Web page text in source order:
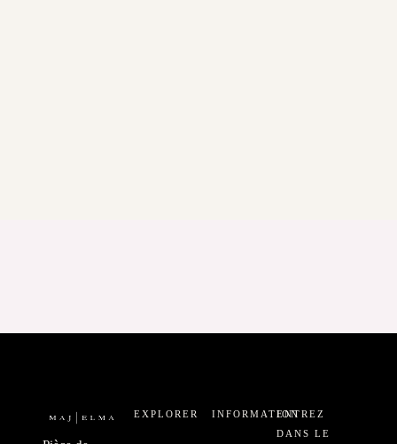
EXPLORER INFORMATIONENTREZ
DANS LE